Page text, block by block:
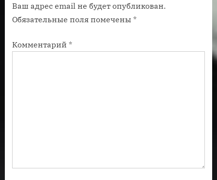
п
и
ь
п
и
ь
Ваш адрес email не будет опубликован.
Обязательные поля помечены *
Комментарий *